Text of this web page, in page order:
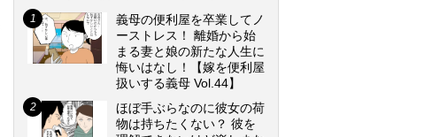
義母の便利屋を卒業してノ
ーストレス！ 離婚から始
まる妻と娘の新たな人生に
悔いはなし！【嫁を便利屋
扱いする義母 Vol.44】
ほぼ手ぶらなのに彼女の荷
物は持ちたくない？ 彼を